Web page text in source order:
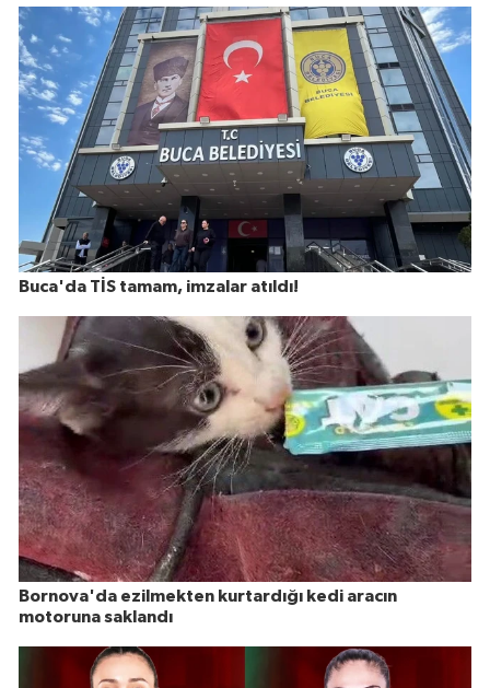
Buca'da TİS tamam, imzalar atıldı!
Bornova'da ezilmekten kurtardığı kedi aracın
motoruna saklandı